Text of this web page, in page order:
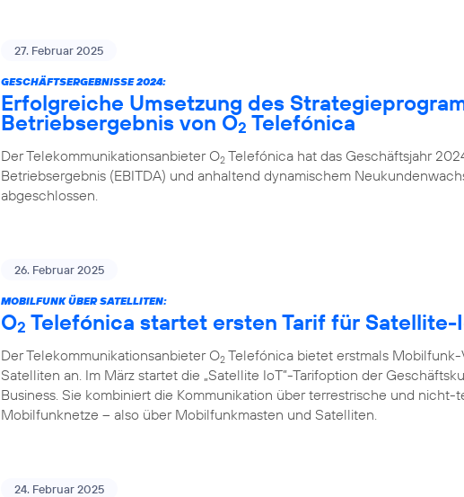
27. Februar 2025
GESCHÄFTSERGEBNISSE 2024:
Erfolgreiche Umsetzung des
Betriebsergebnis von O2 Telefónica
Der Telekommunikationsanbieter O2 Telefónica hat das Geschäftsjahr
Betriebsergebnis (EBITDA) und anhaltend dynamischem
abgeschlossen.
26. Februar 2025
MOBILFUNK ÜBER SATELLITEN:
O2 Telefónica startet ersten Tarif für Satellite-
Der Telekommunikationsanbieter O2 Telefónica bietet erstmals
Satelliten an. Im März startet die „Satellite IoT”-Tarifoption der
Business. Sie kombiniert die Kommunikation über terrestrische und nicht-
Mobilfunknetze – also über Mobilfunkmasten und Satelliten.
24. Februar 2025